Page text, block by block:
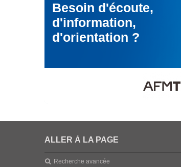
Besoin d'écoute,
d'information,
d'orientation ?
ALLER À LA PAGE
Recherche avancée